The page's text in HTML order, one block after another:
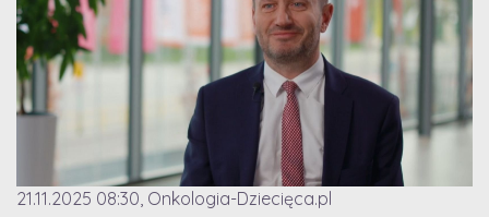
21.11.2025 08:30, Onkologia-Dziecięca.pl